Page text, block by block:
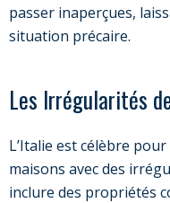
passer inaperçues,
situation précaire.
Les Irrégularités
L’Italie est célèbre
maisons avec des
inclure des propriétés